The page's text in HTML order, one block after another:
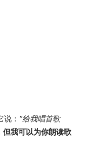
： “给我唱首歌
但我可以为你朗读歌